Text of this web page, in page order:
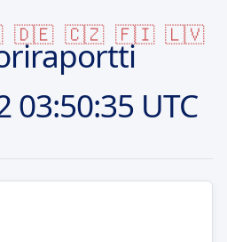
🇩🇪 🇨🇿 🇫🇮 🇱🇻
03:50:35 UTC